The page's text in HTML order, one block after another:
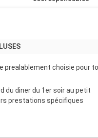
prealablement choisie pour
du diner du 1er soir au petit
prestations spécifiques